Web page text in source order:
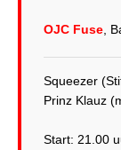
OJC Fuse ,
Squeezer
Prinz Klauz
Start: 21.00